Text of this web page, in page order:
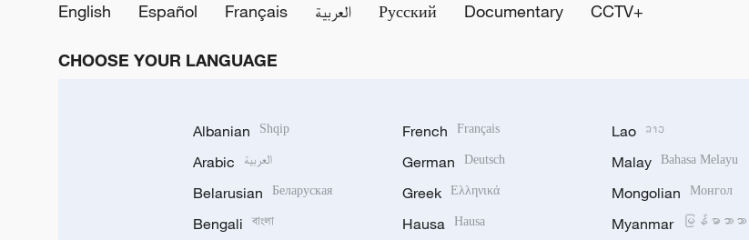
English
Español Français العربية Русский Documentary CCTV+
CHOOSE YOUR LANGUAGE
Albanian Shqip
Arabic العربية
Belarusian Беларуская
Bengali বাংলা
French Français
German Deutsch
Greek Ελληνικά
Hausa Hausa
Lao ລາວ
Malay Bahasa Melayu
Mongolian Монгол
Myanmar မြန်မာဘာသာ